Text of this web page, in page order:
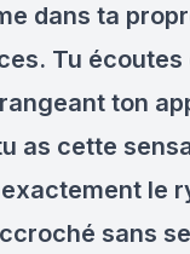
dans ta
Tu
ton
as cette
le
sans